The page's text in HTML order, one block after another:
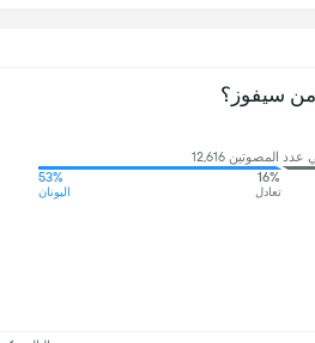
من سيفوز؟
المصوتين 12,616
16%
تعادل
53%
اليونان